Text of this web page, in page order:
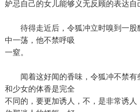
妒忌自己的女儿能够义无反顾的表达自
待得走近后，令狐冲立时嗅到一股
中一荡，他不禁呼吸
一窒。
闻着这好闻的香味，令狐冲不禁有
和少女的体香是完全
不同的，要更加诱人，不，是非常诱人